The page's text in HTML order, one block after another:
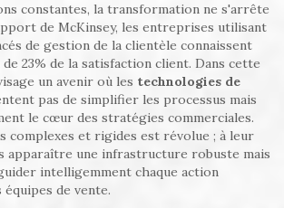
constantes, la transformation ne s'arrête
de McKinsey, les entreprises utilisant
de gestion de la clientèle connaissent
23% de la satisfaction client. Dans cette
un avenir où les technologies de
pas de simplifier les processus mais
le cœur des stratégies commerciales.
complexes et rigides est révolue ; à leur
apparaître une infrastructure robuste mais
intelligemment chaque action
de vente.